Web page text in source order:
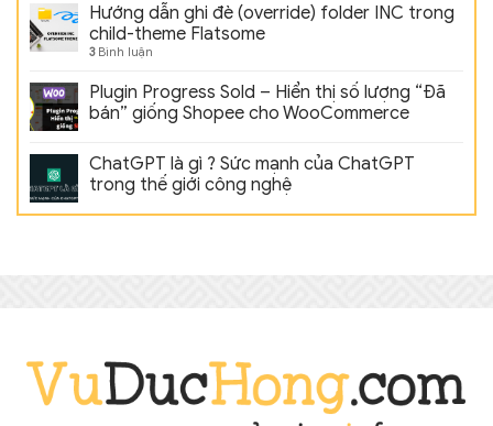
Hướng dẫn ghi đè (override) folder INC trong
child-theme Flatsome
3Bình luận
Plugin Progress Sold – Hiển thị số lượng “Đã
bán” giống Shopee cho WooCommerce
ChatGPT là gì ? Sức mạnh của ChatGPT
trong thế giới công nghệ